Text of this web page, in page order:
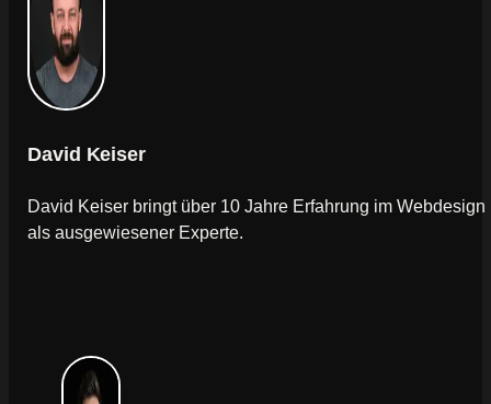
David Keiser
David Keiser bringt über 10 Jahre Erfahrung im
als ausgewiesener Experte.